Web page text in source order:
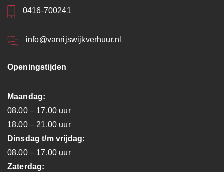
0416-700241
info@vanrijswijkverhuur.nl
Openingstijden
Maandag:
08.00 – 17.00 uur
18.00 – 21.00 uur
Dinsdag t/m vrijdag:
08.00 – 17.00 uur
Zaterdag: